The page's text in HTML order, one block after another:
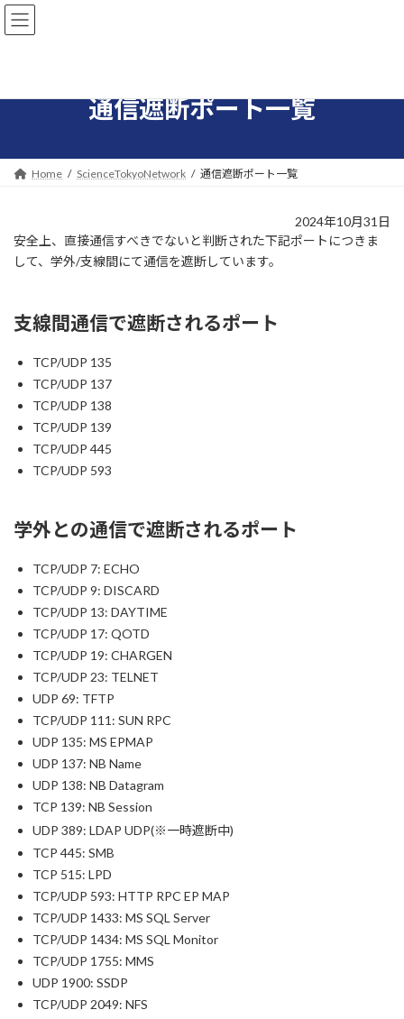
コ
ン
へ
ナ
ビ
ョ
通信遮断ポート一覧
Home ScienceTokyoNetwork 通信遮断ポート一覧
2024年10月31日
安全上、直接通信すべきでないと判断された下記ポートにつきま
して、学外/支線間にて通信を遮断しています。
支線間通信で遮断されるポート
TCP/UDP 135
TCP/UDP 137
TCP/UDP 138
TCP/UDP 139
TCP/UDP 445
TCP/UDP 593
学外との通信で遮断されるポート
TCP/UDP 7: ECHO
TCP/UDP 9: DISCARD
TCP/UDP 13: DAYTIME
TCP/UDP 17: QOTD
TCP/UDP 19: CHARGEN
TCP/UDP 23: TELNET
UDP 69: TFTP
TCP/UDP 111: SUN RPC
UDP 135: MS EPMAP
UDP 137: NB Name
UDP 138: NB Datagram
TCP 139: NB Session
UDP 389: LDAP UDP(※一時遮断中)
TCP 445: SMB
TCP 515: LPD
TCP/UDP 593: HTTP RPC EP MAP
TCP/UDP 1433: MS SQL Server
TCP/UDP 1434: MS SQL Monitor
TCP/UDP 1755: MMS
UDP 1900: SSDP
TCP/UDP 2049: NFS